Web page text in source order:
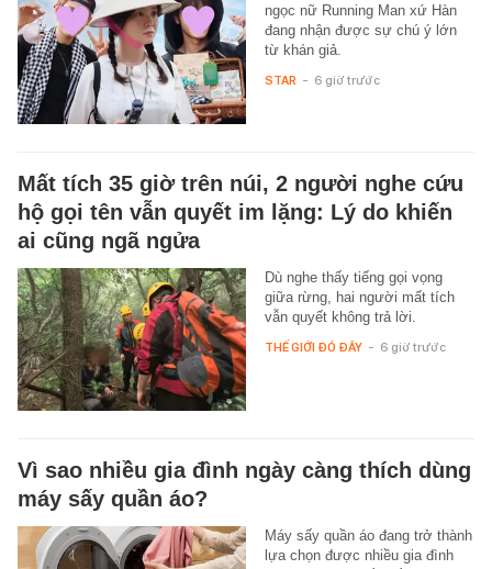
ngọc nữ Running Man xứ Hàn
đang nhận được sự chú ý lớn
từ khán giả.
STAR - 6 giờ trước
Mất tích 35 giờ trên núi, 2 người nghe cứu
hộ gọi tên vẫn quyết im lặng: Lý do khiến
ai cũng ngã ngửa
Dù nghe thấy tiếng gọi vọng
giữa rừng, hai người mất tích
vẫn quyết không trả lời.
THẾ GIỚI ĐÓ ĐÂY - 6 giờ trước
Vì sao nhiều gia đình ngày càng thích dùng
máy sấy quần áo?
Máy sấy quần áo đang trở thành
lựa chọn được nhiều gia đình